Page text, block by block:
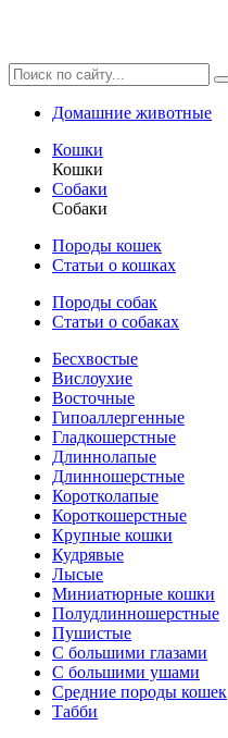
Домашние животные
Кошки
Кошки
Собаки
Собаки
Породы кошек
Статьи о кошках
Породы собак
Статьи о собаках
Бесхвостые
Вислоухие
Восточные
Гипоаллергенные
Гладкошерстные
Длиннолапые
Длинношерстные
Коротколапые
Короткошерстные
Крупные кошки
Кудрявые
Лысые
Миниатюрные кошки
Полудлинношерстные
Пушистые
С большими глазами
С большими ушами
Средние породы кошек
Табби